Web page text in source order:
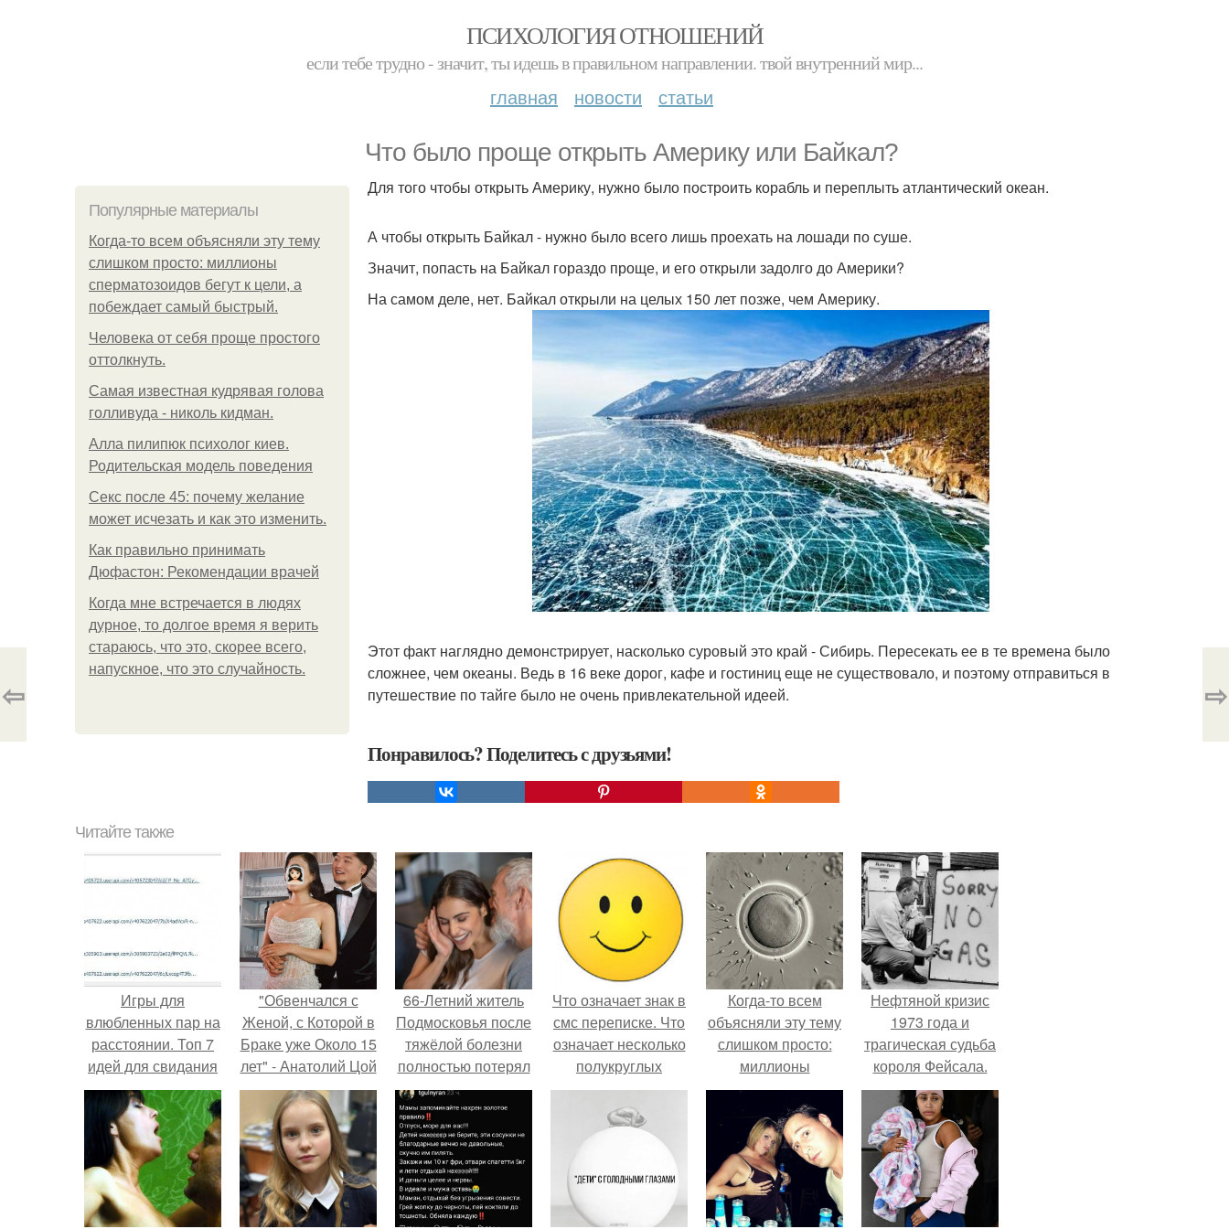
ПСИХОЛОГИЯ ОТНОШЕНИЙ
если тебе трудно - значит, ты идешь в правильном направлении. твой внутренний мир...
главная новости статьи
Что было проще открыть Америку или Байкал?
Популярные материалы
Когда-то всем объясняли эту тему
слишком просто: миллионы
сперматозоидов бегут к цели, а
побеждает самый быстрый.
Человека от себя проще простого
оттолкнуть.
Самая известная кудрявая голова
голливуда - николь кидман.
Алла пилипюк психолог киев.
Родительская модель поведения
Секс после 45: почему желание
может исчезать и как это изменить.
Как правильно принимать
Дюфастон: Рекомендации врачей
Когда мне встречается в людях
дурное, то долгое время я верить
стараюсь, что это, скорее всего,
напускное, что это случайность.
Для того чтобы открыть Америку, нужно было построить корабль и переплыть атлантический океан.
А чтобы открыть Байкал - нужно было всего лишь проехать на лошади по суше.
Значит, попасть на Байкал гораздо проще, и его открыли задолго до Америки?
На самом деле, нет. Байкал открыли на целых 150 лет позже, чем Америку.
Этот факт наглядно демонстрирует, насколько суровый это край - Сибирь. Пересекать ее в те времена было
сложнее, чем океаны. Ведь в 16 веке дорог, кафе и гостиниц еще не существовало, и поэтому отправиться в
путешествие по тайге было не очень привлекательной идеей.
Понравилось? Поделитесь с друзьями!
⇦ ⇨
Читайте также
Игры для
влюбленных пар на
расстоянии. Топ 7
идей для свидания
на расстоянии
"Обвенчался с
Женой, с Которой в
Браке уже Около 15
лет" - Анатолий Цой
удивил
поклонников
"тайной свадьбой".
66-Летний житель
Подмосковья после
тяжёлой болезни
полностью потерял
потенцию, но
решил
восстановить
интимную жизнь с
молодой супругой,
пишут СМИ.
Что означает знак в
смс переписке. Что
означает несколько
полукруглых
скобочек в конце
предложения?
Когда-то всем
объясняли эту тему
слишком просто:
миллионы
сперматозоидов
бегут к цели, а
побеждает самый
быстрый.
Нефтяной кризис
1973 года и
трагическая судьба
короля Фейсала.